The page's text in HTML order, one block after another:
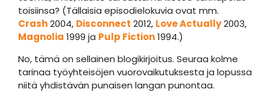
toisiinsa? (Tällaisia episodielokuvia ovat mm.
Crash2004, Disconnect 2012, Love Actually2003,
Magnolia 1999 ja Pulp Fiction1994.)
No, tämä on sellainen blogikirjoitus. Seuraa kolme
tarinaa työyhteisöjen vuorovaikutuksesta ja lopussa
niitä yhdistävän punaisen langan punontaa.